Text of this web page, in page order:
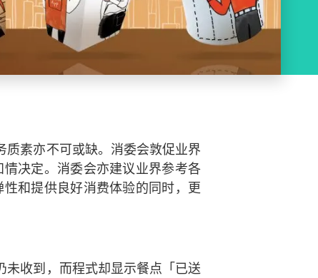
素亦不可或缺。消委会敦促业界
决定。消委会亦建议业界参考各
和提供良好消费体验的同时，更
收到，而程式却显示餐点「已送